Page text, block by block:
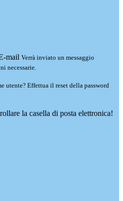
mail Verrà inviato un messaggio
necessarie.
utente? Effettua il reset della password
la casella di posta elettronica!